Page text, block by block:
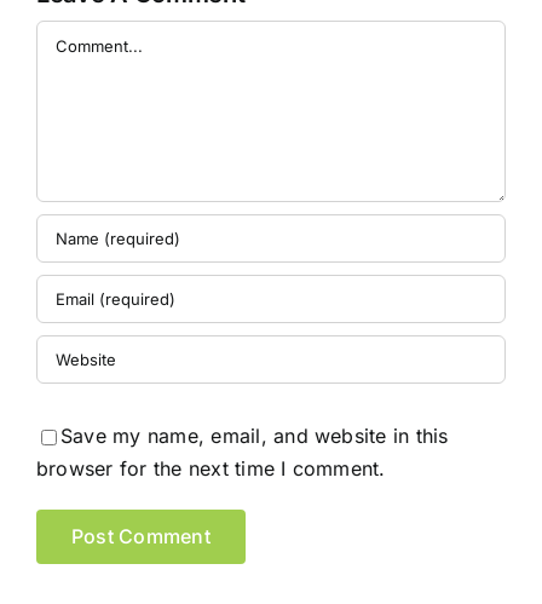
Comment
Save my name, email, and website in this
browser for the next time I comment.